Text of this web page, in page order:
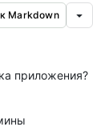
Markdown
приложения?